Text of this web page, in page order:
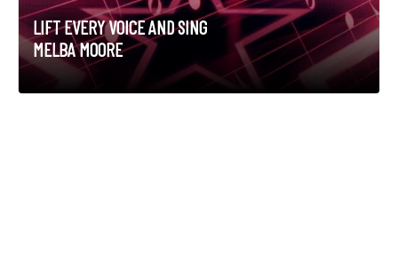
LIFT EVERY VOICE AND SING
MELBA MOORE